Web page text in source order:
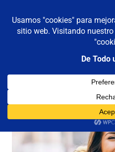
contenido
De todo un poco
Reflexiones,
Viajes